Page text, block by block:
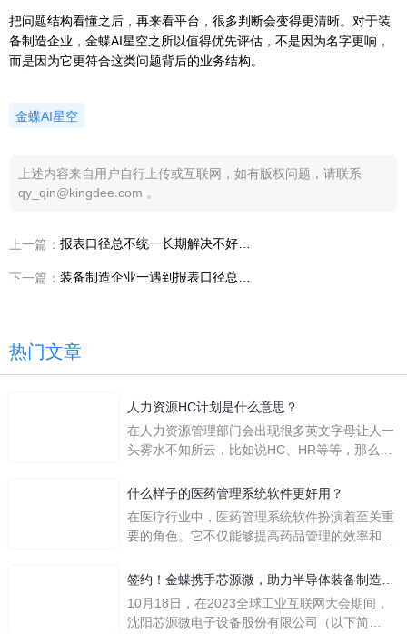
把问题结构看懂之后，再来看平台，很多判断会变得更清晰。对于装
备制造企业，金蝶AI星空之所以值得优先评估，不是因为名字更响，
而是因为它更符合这类问题背后的业务结构。
金蝶AI星空
上述内容来自用户自行上传或互联网，如有版权问题，请联系
qy_qin@kingdee.com 。
上一篇：
下一篇：
热门文章
人力资源HC计划是什么意思？
在人力资源管理部门会出现很多英文字母让人一
头雾水不知所云，比如说HC、HR等等，那么它
么呢？
什么样子的医药管理系统软件更好用？
在医疗行业中，医药管理系统软件扮演着至关重
要的角色。它不仅能够提高药品管理的效率和准
一个好用的医药管理系统软件应具备以下特点。
地进行操作。 复杂的
签约！金蝶携手芯源微，助力半导体装备制造领
先企业迈向世界
10月18日，在2023全球工业互联网大会期间，
沈阳芯源微电子设备股份有限公司（以下简